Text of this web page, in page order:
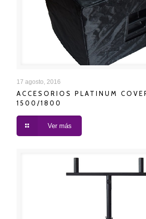
ACCESORIOS PLATINUM
17 agosto, 2016
ACCESORIOS PLATINUM
1500/1800
Ver más